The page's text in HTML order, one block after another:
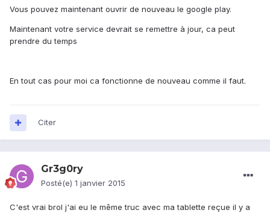
Vous pouvez maintenant ouvrir de nouveau le google play.
Maintenant votre service devrait se remettre à jour, ca peut
prendre du temps
En tout cas pour moi ca fonctionne de nouveau comme il faut.
Citer
Gr3g0ry
Posté(e) 1 janvier 2015
C'est vrai brol j'ai eu le même truc avec ma tablette reçue il y a